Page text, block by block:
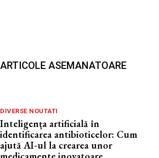
ARTICOLE ASEMANATOARE
DIVERSE NOUTATI
Inteligența artificială în
identificarea antibioticelor: Cum
ajută AI-ul la crearea unor